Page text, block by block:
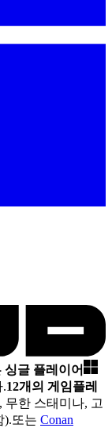
싱글 플레이어
.12개의 게임플레
무한 스태미나, 고
).또는 Conan